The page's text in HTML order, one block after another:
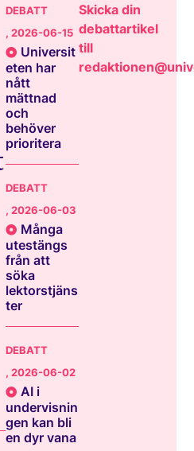
DEBATT
, 2026-06-15
Universit
eten har
nått
mättnad
och
behöver
prioritera
DEBATT
, 2026-06-03
Många
utestängs
från att
söka
lektorstjäns
ter
DEBATT
, 2026-06-02
AI i
undervisnin
gen kan bli
en dyr vana
Skicka din
debattartikel
till